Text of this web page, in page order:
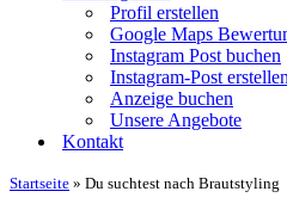
Profil erstellen
Google Maps
Instagram Post buchen
Instagram-Post erstellen
Anzeige buchen
Unsere Angebote
Kontakt
Startseite » Du suchtest nach Brautstyling